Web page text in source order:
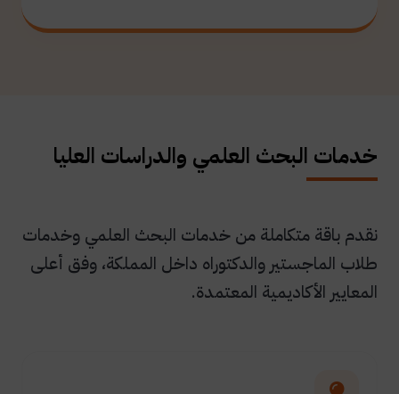
خدمات البحث العلمي والدراسات العليا
نقدم باقة متكاملة من خدمات البحث العلمي وخدمات
طلاب الماجستير والدكتوراه داخل المملكة، وفق أعلى
المعايير الأكاديمية المعتمدة.